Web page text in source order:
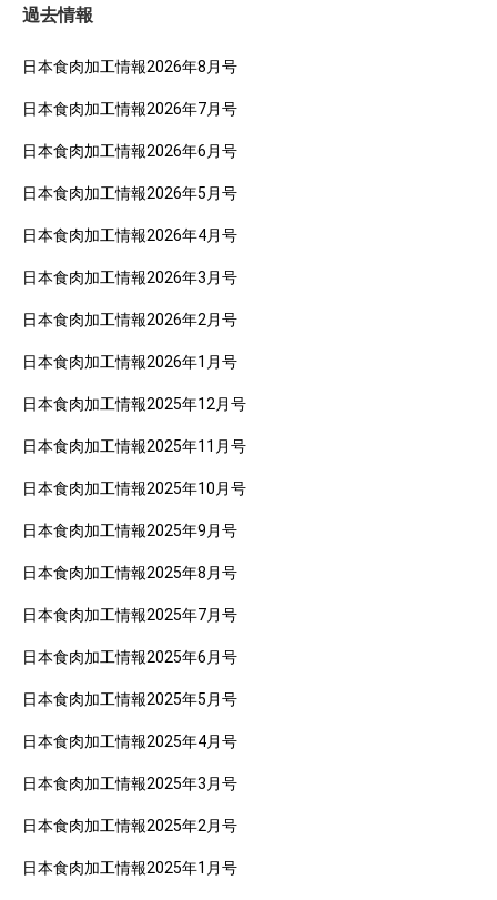
過去情報
日本食肉加工情報2026年8月号
日本食肉加工情報2026年7月号
日本食肉加工情報2026年6月号
日本食肉加工情報2026年5月号
日本食肉加工情報2026年4月号
日本食肉加工情報2026年3月号
日本食肉加工情報2026年2月号
日本食肉加工情報2026年1月号
日本食肉加工情報2025年12月号
日本食肉加工情報2025年11月号
日本食肉加工情報2025年10月号
日本食肉加工情報2025年9月号
日本食肉加工情報2025年8月号
日本食肉加工情報2025年7月号
日本食肉加工情報2025年6月号
日本食肉加工情報2025年5月号
日本食肉加工情報2025年4月号
日本食肉加工情報2025年3月号
日本食肉加工情報2025年2月号
日本食肉加工情報2025年1月号